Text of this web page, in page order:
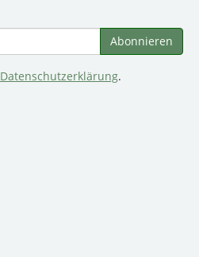
Datenschutzerklärung.